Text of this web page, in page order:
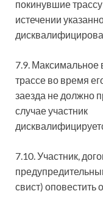
покинувшие
истечении
7.9. Максимальное
трассе во время
заезда не должно
случае участник
7.10. Участник,
свист) оповестить